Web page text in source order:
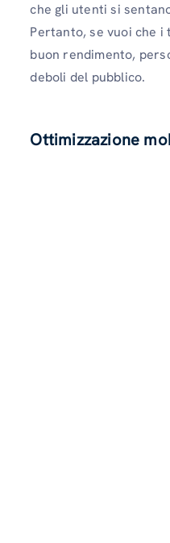
che gli utenti si
Pertanto, se vuoi che i
buon rendimento,
deboli del pubblico.
Ottimizzazione